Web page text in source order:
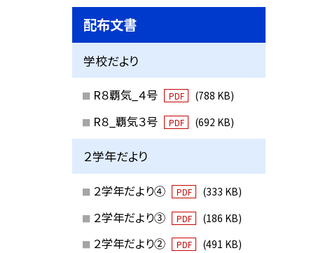
配布文書
学校だより
R８覇気_４号 PDF (788 KB)
R８_覇気３号 PDF (692 KB)
２学年だより
２学年だより④ PDF (333 KB)
２学年だより③ PDF (186 KB)
２学年だより② PDF (491 KB)